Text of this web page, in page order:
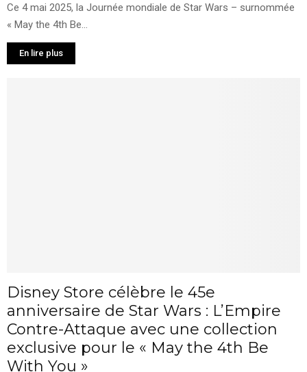
Ce 4 mai 2025, la Journée mondiale de Star Wars – surnommée
« May the 4th Be...
En lire plus
Disney Store célèbre le 45e
anniversaire de Star Wars : L’Empire
Contre-Attaque avec une collection
exclusive pour le « May the 4th Be
With You »